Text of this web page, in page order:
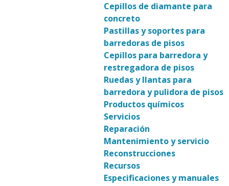
Cepillos de diamante para
concreto
Pastillas y soportes para
barredoras de pisos
Cepillos para barredora y
restregadora de pisos
Ruedas y llantas para
barredora y pulidora de pisos
Productos químicos
Servicios
Reparación
Mantenimiento y servicio
Reconstrucciones
Recursos
Especificaciones y manuales